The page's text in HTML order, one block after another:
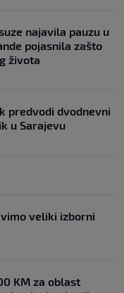
najavila pauzu u
pojasnila zašto
života
predvodi dvodnevni
u Sarajevu
veliki izborni
KM za oblast